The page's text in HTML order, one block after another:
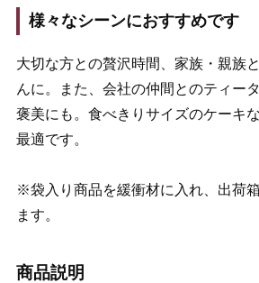
様々なシーンにおすすめです
大切な方との贅沢時間、家族・親族
んに。また、会社の仲間とのティー
褒美にも。食べきりサイズのケーキ
最適です。
※袋入り商品を緩衝材に入れ、出荷
ます。
商品説明